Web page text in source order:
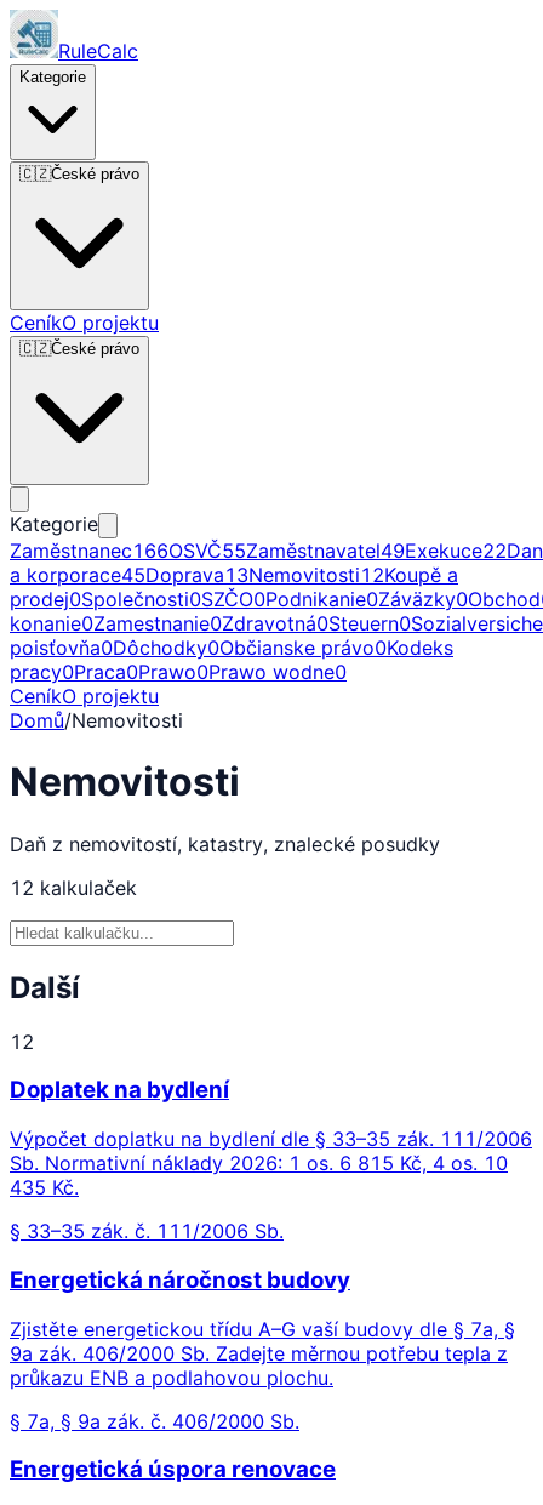
RuleCalc
Kategorie
🇨🇿České právo
CeníkO projektu
🇨🇿České právo
Kategorie
Zaměstnanec166OSVČ55Zaměstnavatel49Exekuce22
a korporace45Doprava13Nemovitosti12Koupě a
prodej0Společnosti0SZČO0Podnikanie0Záväzky0Obchod
konanie0Zamestnanie0Zdravotná0Steuern0
poisťovňa0Dôchodky0Občianske právo0Kodeks
pracy0Praca0Prawo0Prawo wodne0
CeníkO projektu
Domů/Nemovitosti
Nemovitosti
Daň z nemovitostí, katastry, znalecké posudky
12 kalkulaček
Další
12
Doplatek na bydlení
Výpočet doplatku na bydlení dle § 33–35 zák. 111/2006
Sb. Normativní náklady 2026: 1 os. 6 815 Kč, 4 os. 10
435 Kč.
§ 33–35 zák. č. 111/2006 Sb.
Energetická náročnost budovy
Zjistěte energetickou třídu A–G vaší budovy dle § 7a, §
9a zák. 406/2000 Sb. Zadejte měrnou potřebu tepla z
průkazu ENB a podlahovou plochu.
§ 7a, § 9a zák. č. 406/2000 Sb.
Energetická úspora renovace